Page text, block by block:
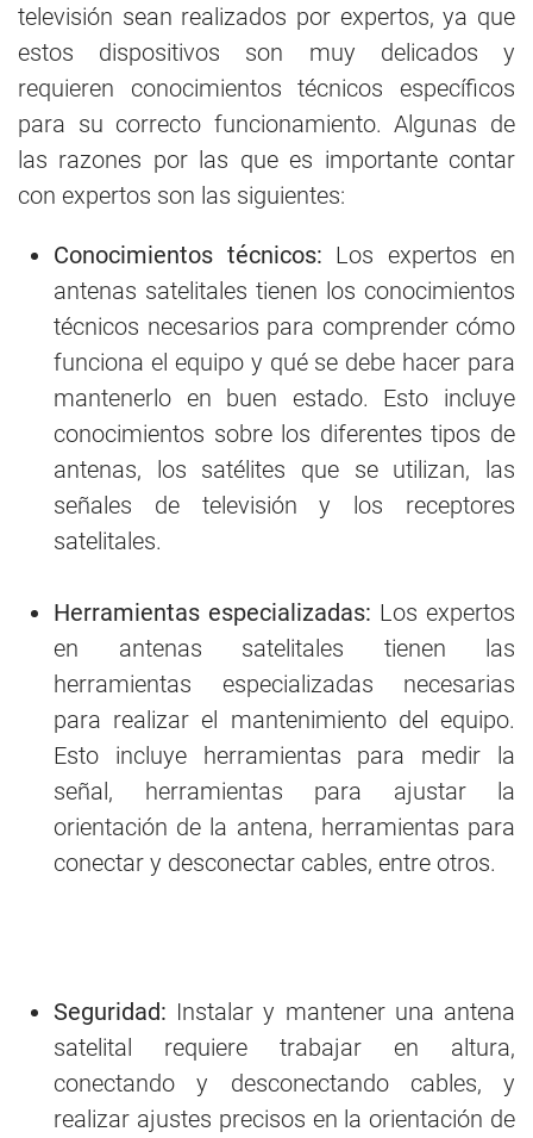
televisión sean realizados por expertos, ya que
estos dispositivos son muy delicados y
requieren conocimientos técnicos específicos
para su correcto funcionamiento. Algunas de
las razones por las que es importante contar
con expertos son las siguientes:
Conocimientos técnicos: Los expertos en
antenas satelitales tienen los conocimientos
técnicos necesarios para comprender cómo
funciona el equipo y qué se debe hacer para
mantenerlo en buen estado. Esto incluye
conocimientos sobre los diferentes tipos de
antenas, los satélites que se utilizan, las
señales de televisión y los receptores
satelitales.
Herramientas especializadas: Los expertos
en antenas satelitales tienen las
herramientas especializadas necesarias
para realizar el mantenimiento del equipo.
Esto incluye herramientas para medir la
señal, herramientas para ajustar la
orientación de la antena, herramientas para
conectar y desconectar cables, entre otros.
Seguridad: Instalar y mantener una antena
satelital requiere trabajar en altura,
conectando y desconectando cables, y
realizar ajustes precisos en la orientación de